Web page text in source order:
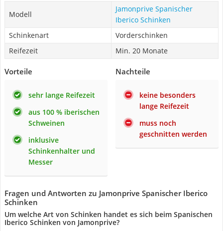
Modell
Jamonprive Spanischer
Iberico Schinken
Schinkenart
Vorderschinken
Reifezeit
Min. 20 Monate
Vorteile
sehr lange Reifezeit
aus 100 % iberischen
Schweinen
inklusive
Schinkenhalter und
Messer
Nachteile
keine besonders
lange Reifezeit
muss noch
geschnitten werden
Fragen und Antworten zu Jamonprive Spanischer Iberico
Schinken
Um welche Art von Schinken handet es sich beim Spanischen
Iberico Schinken von Jamonprive?